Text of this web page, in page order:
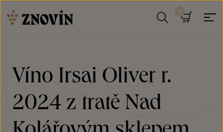
Víno Irsai Oliver r.
2024 z tratě Nad